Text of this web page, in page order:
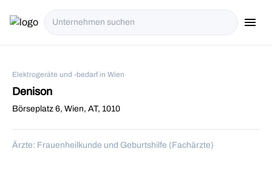
menu
Elektrogeräte und -bedarf in Wien
Denison
Börseplatz 6, Wien, AT, 1010
Ärzte: Frauenheilkunde und Geburtshilfe (Fachärzte)